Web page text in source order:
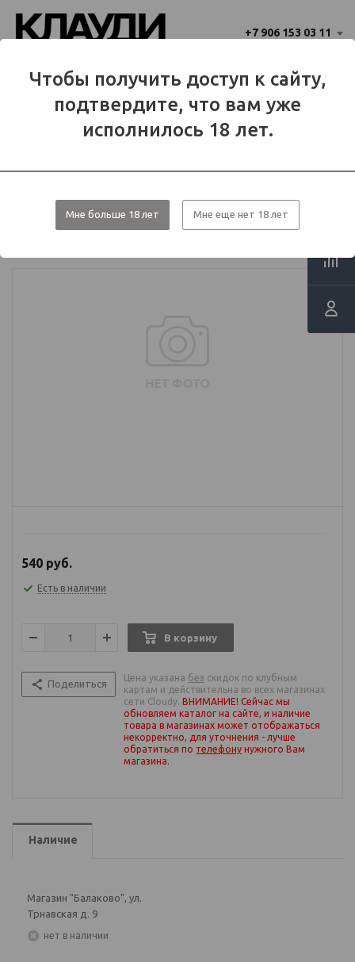
Чтобы получить доступ к сайту,
подтвердите, что вам уже
исполнилось 18 лет.
Мне больше 18 лет Мне еще нет 18 лет
+7 906 153 03 11
Балаково?
Да Нет
Балаково
Ароматизатор BAD - God Nectar ICE
540 руб.
Есть в наличии
В корзину
Поделиться
Цена указана без скидок по клубным
картам и действительна во всех магазинах
сети Cloudy. ВНИМАНИЕ! Сейчас мы
обновляем каталог на сайте, и наличие
товара в магазинах может отображаться
некорректно, для уточнения - лучше
обратиться по телефону нужного Вам
магазина.
Наличие
Магазин "Балаково", ул.
Трнавская д. 9
Нет в наличии